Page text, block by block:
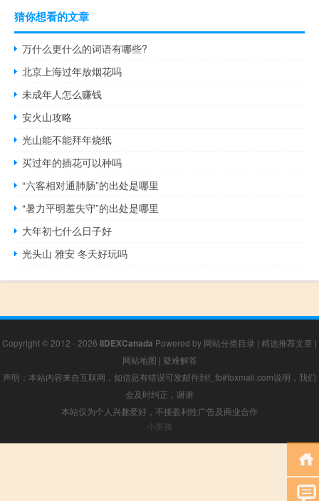
猜你想看的文章
万什么更什么的词语有哪些?
北京上海过年放烟花吗
未成年人怎么赚钱
安火山攻略
光山能不能拜年烧纸
买过年的插花可以种吗
“六客相对通肺肠”的出处是哪里
“暑力平明羞失守”的出处是哪里
大年初七什么日子好
光头山 雅安 冬天好玩吗
Copyright © 2012 - 2026 IIDEXCanada Powered by 网站分类目录 | 精选推荐文章 |
网站地图 | 疑难解答
声明：本站内容来自互联网，如信息有错误可发邮件到f_fb#foxmail.com说明，我们
会及时纠正，谢谢
本站仅为个人兴趣爱好，不接盈利性广告及商业合作
小男孩